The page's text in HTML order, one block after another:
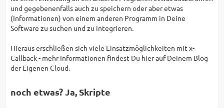
und gegebenenfalls auch zu speichern oder aber etwas
(Informationen) von einem anderen Programm in Deine
Software zu suchen und zu integrieren.
Hieraus erschließen sich viele Einsatzmöglichkeiten mit x-
Callback - mehr Informationen findest Du hier auf Deinem Blog
der Eigenen Cloud.
noch etwas? Ja, Skripte